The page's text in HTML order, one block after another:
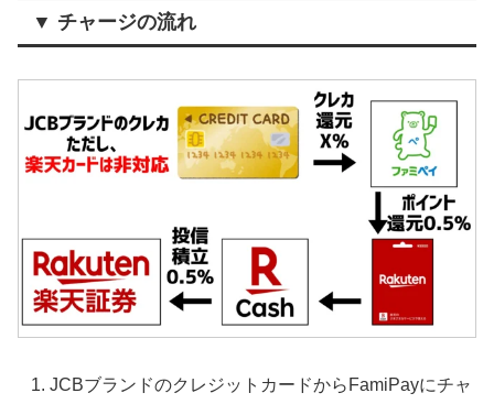
▼ チャージの流れ
JCBブランドのクレジットカードからFamiPayにチャ